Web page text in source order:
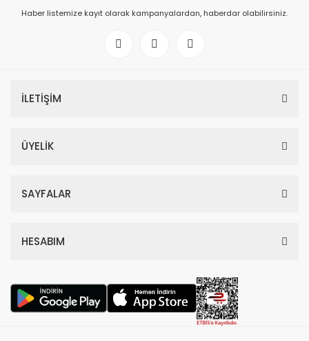
Haber listemize kayıt olarak kampanyalardan, haberdar olabilirsiniz.
İLETİŞİM
ÜYELİK
SAYFALAR
HESABIM